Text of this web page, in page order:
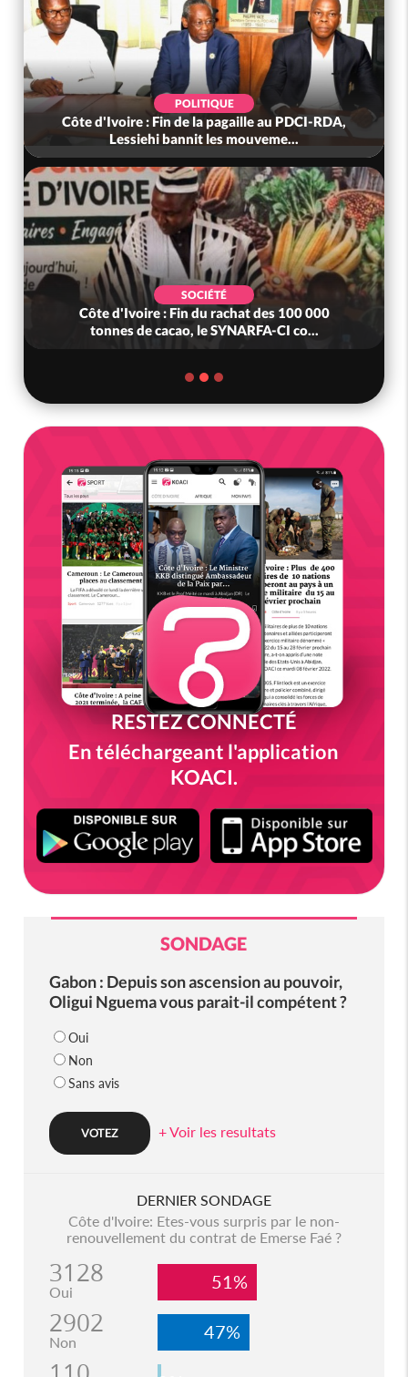
POLITIQUE
Côte d'Ivoire : Fin de la pagaille au PDCI-RDA,
Lessiehi bannit les mouveme...
SOCIÉTÉ
Côte d'Ivoire : Fin du rachat des 100 000
tonnes de cacao, le SYNARFA-CI co...
RESTEZ CONNECTÉ
En téléchargeant l'application
KOACI.
SONDAGE
Gabon : Depuis son ascension au pouvoir,
Oligui Nguema vous parait-il compétent ?
Oui
Non
Sans avis
+ Voir les resultats
DERNIER SONDAGE
Côte d'Ivoire: Etes-vous surpris par le non-
renouvellement du contrat de Emerse Faé ?
3128
Oui 51%
2902
Non 47%